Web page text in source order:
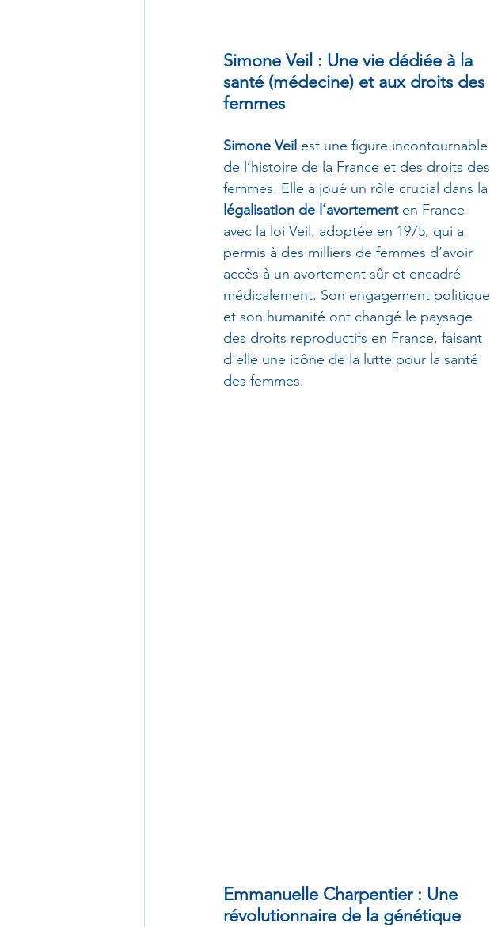
Simone Veil : Une vie dédiée à la
santé (médecine) et aux droits des
femmes
Simone Veil est une figure incontournable
de l’histoire de la France et des droits des
femmes. Elle a joué un rôle crucial dans la
légalisation de l’avortement en France
avec la loi Veil, adoptée en 1975, qui a
permis à des milliers de femmes d’avoir
accès à un avortement sûr et encadré
médicalement. Son engagement politique
et son humanité ont changé le paysage
des droits reproductifs en France, faisant
d'elle une icône de la lutte pour la santé
des femmes.
Emmanuelle Charpentier : Une
révolutionnaire de la génétique